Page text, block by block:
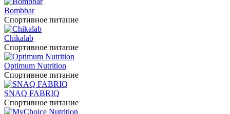
Bombbar
Спортивное питание
Chikalab
Спортивное питание
Optimum Nutrition
Спортивное питание
SNAQ FABRIQ
Спортивное питание